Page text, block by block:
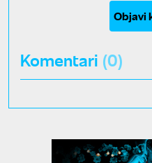
Objavi
Komentari (0)